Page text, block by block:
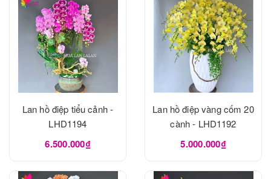
Lan hồ điệp tiểu cảnh -
LHD1194
6.500.000₫
Lan hồ điệp vàng cốm 20
cành - LHD1192
5.000.000₫